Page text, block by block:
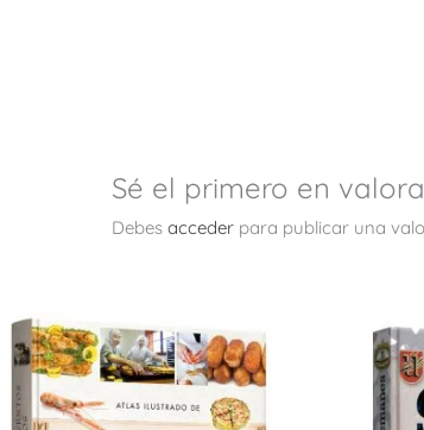
Sé el primero en
Debes acceder para publicar una